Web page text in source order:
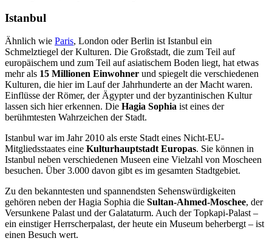
Istanbul
Ähnlich wie Paris, London oder Berlin ist Istanbul ein
Schmelztiegel der Kulturen. Die Großstadt, die zum Teil auf
europäischem und zum Teil auf asiatischem Boden liegt, hat etwas
mehr als 15 Millionen Einwohner und spiegelt die verschiedenen
Kulturen, die hier im Lauf der Jahrhunderte an der Macht waren.
Einflüsse der Römer, der Ägypter und der byzantinischen Kultur
lassen sich hier erkennen. Die Hagia Sophia ist eines der
berühmtesten Wahrzeichen der Stadt.
Istanbul war im Jahr 2010 als erste Stadt eines Nicht-EU-
Mitgliedsstaates eine Kulturhauptstadt Europas. Sie können in
Istanbul neben verschiedenen Museen eine Vielzahl von Moscheen
besuchen. Über 3.000 davon gibt es im gesamten Stadtgebiet.
Zu den bekanntesten und spannendsten Sehenswürdigkeiten
gehören neben der Hagia Sophia die Sultan-Ahmed-Moschee, der
Versunkene Palast und der Galataturm. Auch der Topkapi-Palast –
ein einstiger Herrscherpalast, der heute ein Museum beherbergt – ist
einen Besuch wert.